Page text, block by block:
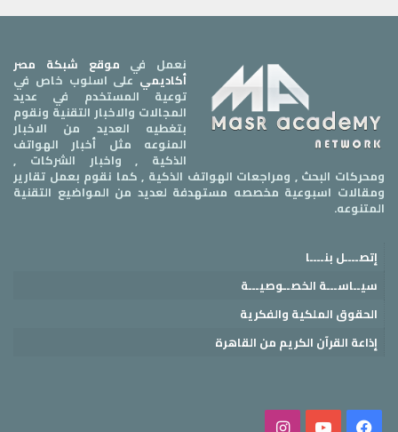
نعمل في موقع شبكة مصر
أكاديميعلى اسلوب خاص في
توعية المستخدم في عديد
المجالات والاخبار التقنية ونقوم
بتغطيه العديد من الاخبار
المنوعه مثل أخبار الهواتف
الذكية , واخبار الشركات ,
ومحركات البحث , ومراجعات الهواتف الذكية , كما نقوم بعمل تقارير
ومقالات اسبوعية مخصصه مستهدفة لعديد من المواضيع التقنية
المتنوعه.
إتصــــل بنــــا
سيــاســـة الخصــوصيـــة
الحقوق الملكية والفكرية
إذاعة القرآن الكريم من القاهرة